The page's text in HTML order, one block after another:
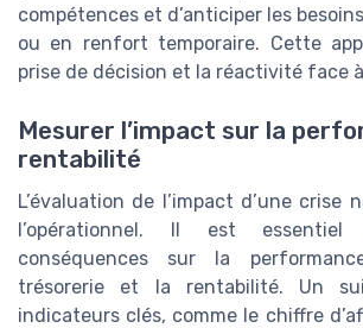
compétences et d’anticiper les
ou en renfort temporaire. Cette
prise de décision et la réactivité face à
Mesurer l’impact sur la
rentabilité
L’évaluation de l’impact d’une crise
l’opérationnel. Il est essentiel
conséquences sur la
trésorerie et la rentabilité. Un
indicateurs clés, comme le chiffre